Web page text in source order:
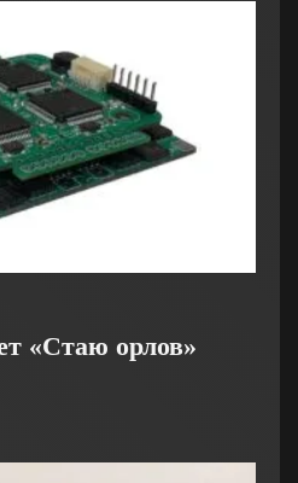
«Стаю орлов»